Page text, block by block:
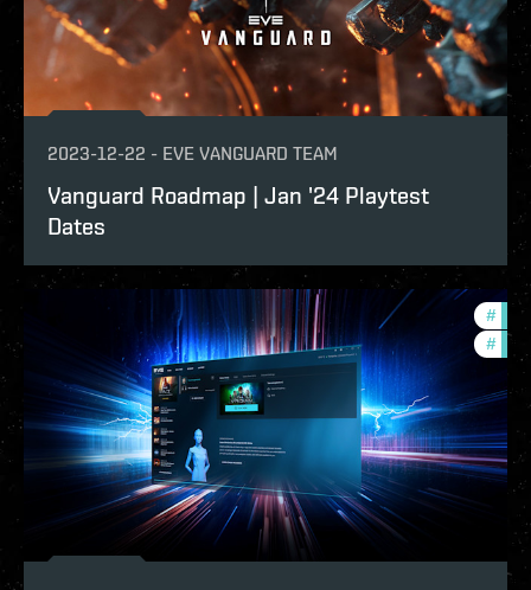
2023-12-22 - EVE VANGUARD TEAM
Vanguard Roadmap | Jan '24 Playtest
Dates
#
#